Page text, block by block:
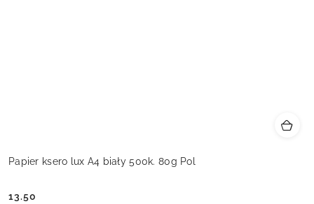
Papier ksero lux A4 biały 500k. 80g Pol
13.50